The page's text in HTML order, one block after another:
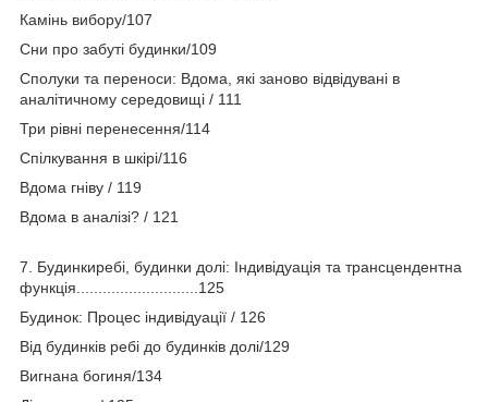
Камінь вибору/107
Сни про забуті будинки/109
Сполуки та переноси: Вдома, які заново відвідувані в
аналітичному середовищі / 111
Три рівні перенесення/114
Спілкування в шкірі/116
Вдома гніву / 119
Вдома в аналізі? / 121
7. Будинкиребі, будинки долі: Індивідуація та трансцендентна
функція............................125
Будинок: Процес індивідуації / 126
Від будинків ребі до будинків долі/129
Вигнана богиня/134